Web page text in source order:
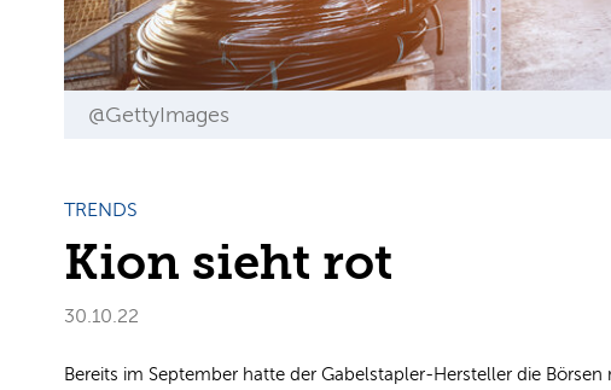
@GettyImages
TRENDS
Kion sieht rot
30.10.22
Bereits im September hatte der Gabelstapler-Hersteller die